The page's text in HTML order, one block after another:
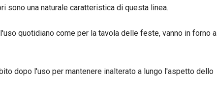
sono una naturale caratteristica di questa linea.
quotidiano come per la tavola delle feste, vanno in forno a
dopo l'uso per mantenere inalterato a lungo l'aspetto dello